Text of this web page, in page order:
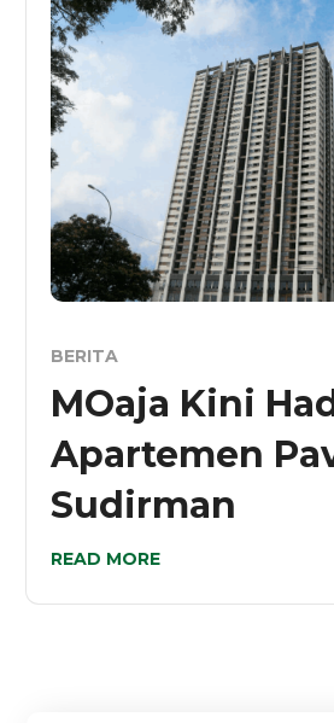
BERITA
MOaja Kini
Apartemen
Sudirman
READ MORE